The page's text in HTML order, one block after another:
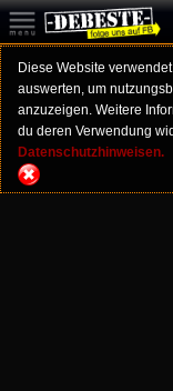
Diese Website
auswerten, um
anzuzeigen. Weitere
du deren Verwendung
Datenschutzhinweisen.